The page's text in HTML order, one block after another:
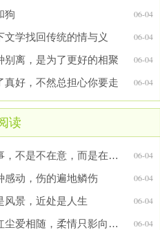
狗 06-04
文学找回传统的情与义 06-04
别离，是为了更好的相聚 06-04
真好，不然总担心你要走 06-04
读
有些事，不是不在意，而是在意了又能怎样 06-04
感动，伤的遍地鳞伤 06-04
风景，近处是人生 06-04
陌上红尘爱相随，柔情只影向谁依 06-04